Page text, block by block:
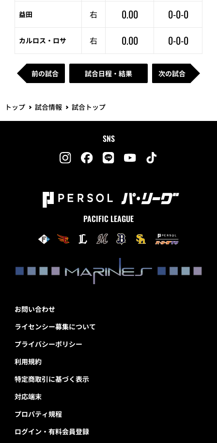
益田 右 0.00 0-0-0
カルロス・ロサ 右 0.00 0-0-0
前の試合 試合日程・結果 次の試合
トップ 試合情報 試合トップ
SNS
PACIFIC LEAGUE
お問い合わせ
ライセンシー募集について
プライバシーポリシー
利用規約
特定商取引に基づく表示
対応端末
プロパティ規程
ログイン・有料会員登録